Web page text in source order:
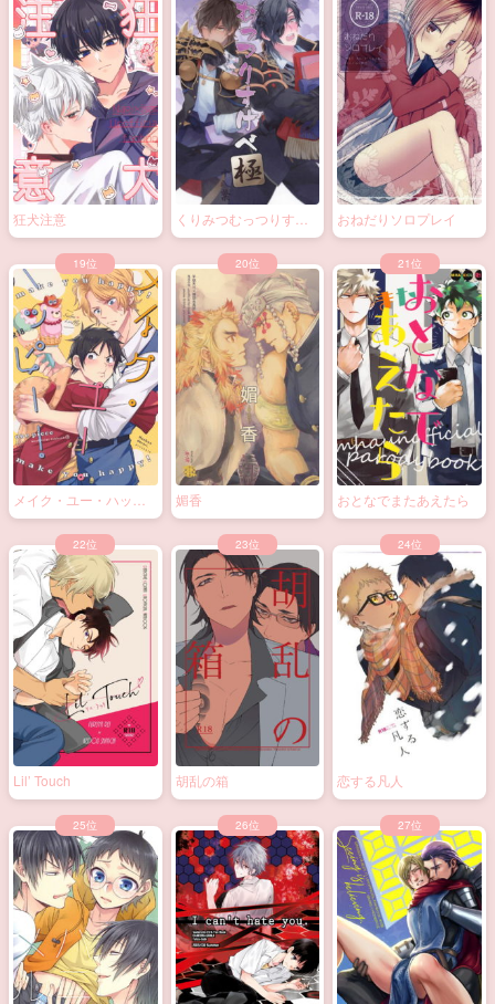
狂犬注意
くりみつむっつりすけ
べ極
おねだりソロプレイ
メイク・ユー・ハッピ
ー！
媚香 おとなでまたあえたら
Lil’ Touch 胡乱の箱 恋する凡人